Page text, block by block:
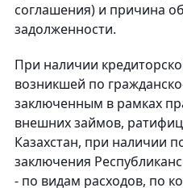
соглашения) и причина
задолженности.
При наличии
возникшей по
заключенным в рамках
внешних займов,
Казахстан, при наличии
заключения
- по видам расходов, по